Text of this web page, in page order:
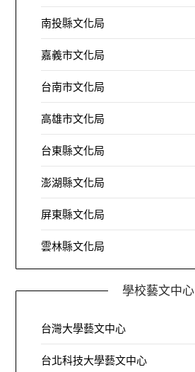
南投縣文化局
嘉義市文化局
台南市文化局
高雄市文化局
台東縣文化局
澎湖縣文化局
屏東縣文化局
雲林縣文化局
學校藝文中心
台灣大學藝文中心
台北科技大學藝文中心